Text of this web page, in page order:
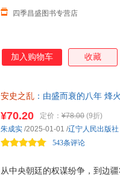
四季昌盛图书专营店
加入购物车 收藏
安史之乱 ：由盛而衰的八年 烽
从中央朝廷的权谋纷争，到边
¥70.20 定价： ¥78.00 (9折)
543条评论
朱成实 /2025-01-01 /辽宁人民出版社